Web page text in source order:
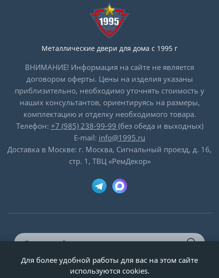
Металлические двери для дома с 1995 г
ВНИМАНИЕ! Информация на сайте не является
договором оферты. Цены на изделия указаны
приблизительно, необходимо уточнять стоимость у
наших консультантов, ориентируясь на размеры,
комплектацию и отделку необходимого товара.
Телефон: +7 (985) 238-99-99 (без обеда и выходных)
E-mail: info@1995.ru
Доставка в Москве: г. Москва, Сигнальный проезд, д. 16,
стр. 1, ТВЦ «РемДекор»
© ООО «Двери-и-точка», ИНН 5020092947, 1995-2026 г.
Для более удобной работы для вас на этом сайте
используются cookies.